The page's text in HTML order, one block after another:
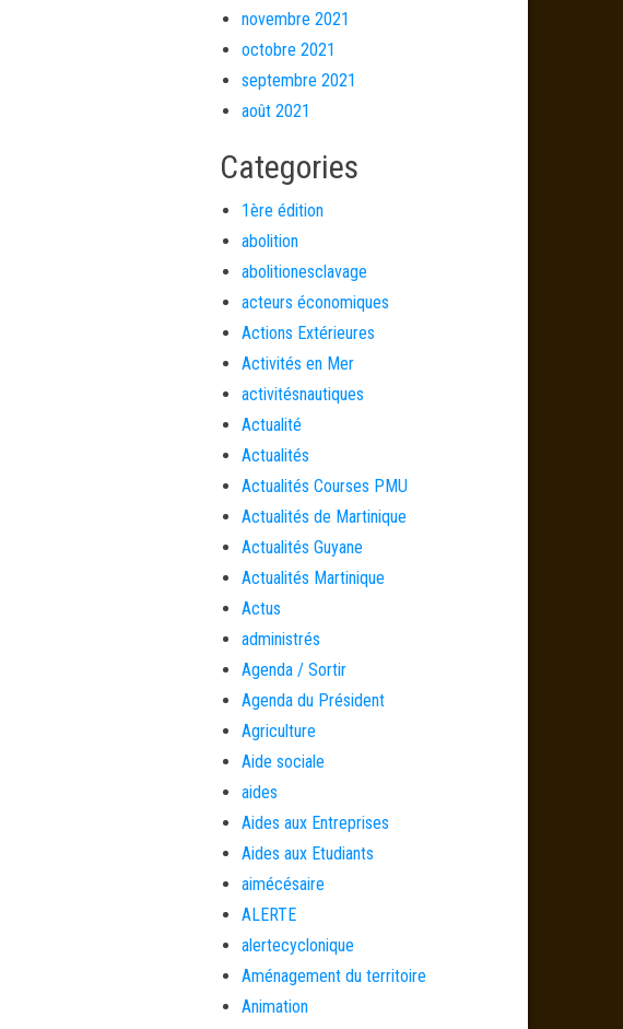
novembre 2021
octobre 2021
septembre 2021
août 2021
Categories
1ère édition
abolition
abolitionesclavage
acteurs économiques
Actions Extérieures
Activités en Mer
activitésnautiques
Actualité
Actualités
Actualités Courses PMU
Actualités de Martinique
Actualités Guyane
Actualités Martinique
Actus
administrés
Agenda / Sortir
Agenda du Président
Agriculture
Aide sociale
aides
Aides aux Entreprises
Aides aux Etudiants
aimécésaire
ALERTE
alertecyclonique
Aménagement du territoire
Animation